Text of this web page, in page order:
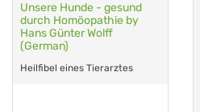
Unsere Hunde - gesund
durch Homöopathie by
Hans Günter Wolff
(German)
Heilfibel eines Tierarztes